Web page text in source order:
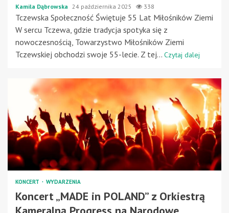
Kamila Dąbrowska 24 października 2025 338
Tczewska Społeczność Świętuje 55 Lat Miłośników Ziemi
W sercu Tczewa, gdzie tradycja spotyka się z
nowoczesnością, Towarzystwo Miłośników Ziemi
Tczewskiej obchodzi swoje 55-lecie. Z tej... Czytaj dalej
KONCERT WYDARZENIA
Koncert „MADE in POLAND” z Orkiestrą